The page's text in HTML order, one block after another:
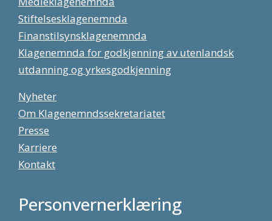
Stiftelsesklagenemnda
Finanstilsynsklagenemnda
Klagenemnda for godkjenning av utenlandsk
utdanning og yrkesgodkjenning
Nyheter
Om Klagenemndssekretariatet
Presse
Karriere
Kontakt
Personvernerklæring